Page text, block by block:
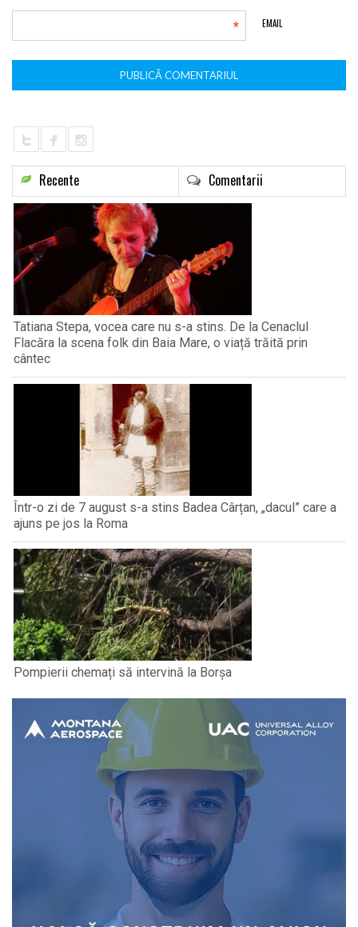
EMAIL
*
Recente Comentarii
Tatiana Stepa, vocea care nu s-a stins. De la Cenaclul
Flacăra la scena folk din Baia Mare, o viață trăită prin
cântec
Într-o zi de 7 august s-a stins Badea Cârțan, „dacul” care a
ajuns pe jos la Roma
Pompierii chemați să intervină la Borșa